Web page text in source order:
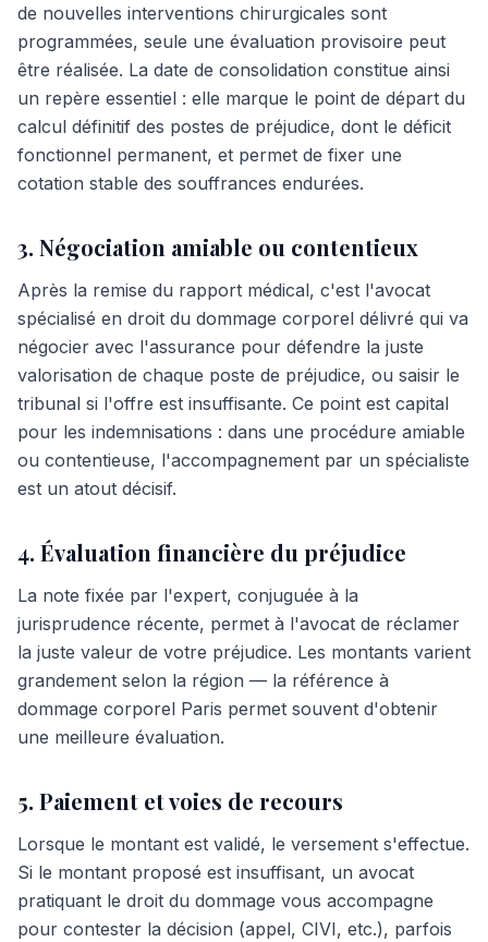
de nouvelles interventions chirurgicales sont
programmées, seule une évaluation provisoire peut
être réalisée. La date de consolidation constitue ainsi
un repère essentiel : elle marque le point de départ du
calcul définitif des postes de préjudice, dont le déficit
fonctionnel permanent, et permet de fixer une
cotation stable des souffrances endurées.
3. Négociation amiable ou contentieux
Après la remise du rapport médical, c'est l'avocat
spécialisé en droit du dommage corporel délivré qui va
négocier avec l'assurance pour défendre la juste
valorisation de chaque poste de préjudice, ou saisir le
tribunal si l'offre est insuffisante. Ce point est capital
pour les indemnisations : dans une procédure amiable
ou contentieuse, l'accompagnement par un spécialiste
est un atout décisif.
4. Évaluation financière du préjudice
La note fixée par l'expert, conjuguée à la
jurisprudence récente, permet à l'avocat de réclamer
la juste valeur de votre préjudice. Les montants varient
grandement selon la région — la référence à
dommage corporel Paris permet souvent d'obtenir
une meilleure évaluation.
5. Paiement et voies de recours
Lorsque le montant est validé, le versement s'effectue.
Si le montant proposé est insuffisant, un avocat
pratiquant le droit du dommage vous accompagne
pour contester la décision (appel, CIVI, etc.), parfois